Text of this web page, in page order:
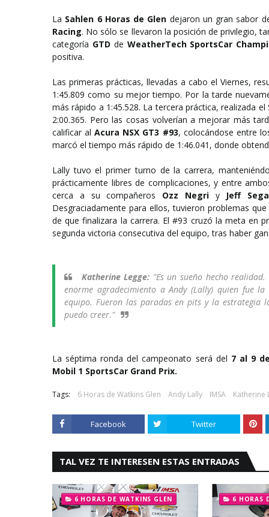
La Sahlen 6 Horas de Glen dejaron un gran sabor
Racing. No sólo se llevaron la posición de privilegio,
categoría GTD de WeatherTech SportsCar
positiva.
Las primeras prácticas, llevadas a cabo el Viernes,
1:45.809 como su mejor tiempo. Por la tarde
más rápido a 1:45.528. La tercera práctica, realizada
2:00.365. Pero las cosas volverían a mejorar más
calificar alAcura NSX GT3 #93, colocándose entre
marcó el tiempo más rápido de 1:46.041, donde
Lally tuvo el primer turno de la carrera,
prácticamente libres de complicaciones, y entre
cerca a su compañeros Ozz Negriy Jeff
Desgraciadamente para ellos, tuvieron problemas
de que finalizara la carrera. El #93 cruzó la meta en
segunda victoria consecutiva del equipo, tras haber
Katherine Legge: "Es un sueño hecho
enorme agradecimiento a Andy (Lally) quien fue
equipo. Fueron las paradas en pits y la estrategia
puedo creer."
La séptima ronda del campeonato será del 7 al 9
Mobil 1 SportsCar Grand Prix.
Tags: 6 Horas de Watkins Glen Andy Lally IMSA Katherine
Facebook Twitter
TAL VEZ TE INTERESEN ESTAS ENTRADAS
6 HORAS DE WATKINS GLEN 6 HORAS